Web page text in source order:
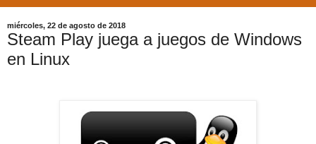
miércoles, 22 de agosto de 2018
Steam Play juega a juegos de Windows
en Linux